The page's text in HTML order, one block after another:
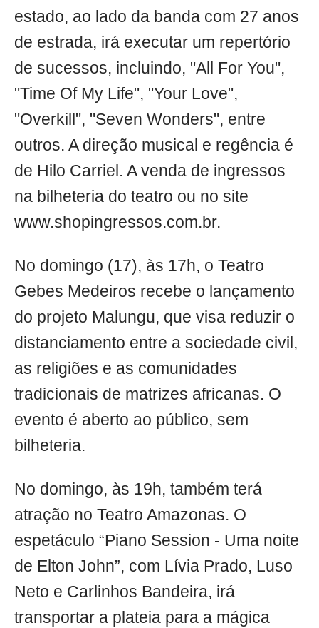
estado, ao lado da banda com 27 anos
de estrada, irá executar um repertório
de sucessos, incluindo, "All For You",
"Time Of My Life", "Your Love",
"Overkill", "Seven Wonders", entre
outros. A direção musical e regência é
de Hilo Carriel. A venda de ingressos
na bilheteria do teatro ou no site
www.shopingressos.com.br.
No domingo (17), às 17h, o Teatro
Gebes Medeiros recebe o lançamento
do projeto Malungu, que visa reduzir o
distanciamento entre a sociedade civil,
as religiões e as comunidades
tradicionais de matrizes africanas. O
evento é aberto ao público, sem
bilheteria.
No domingo, às 19h, também terá
atração no Teatro Amazonas. O
espetáculo “Piano Session - Uma noite
de Elton John”, com Lívia Prado, Luso
Neto e Carlinhos Bandeira, irá
transportar a plateia para a mágica